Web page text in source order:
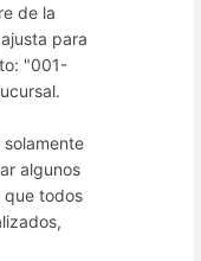
de la
para
"001-
algunos
que todos